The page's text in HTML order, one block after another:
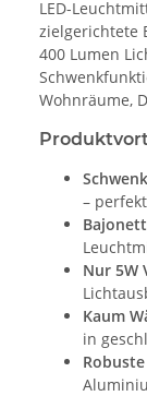
LED-
zielgerichtete
400 Lumen
Wohnräume,
–
Nur 5W
Kaum
in